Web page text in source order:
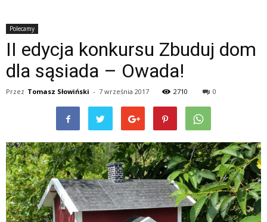
Polecamy
II edycja konkursu Zbuduj dom
dla sąsiada – Owada!
Przez Tomasz Słowiński - 7 września 2017 2710 0